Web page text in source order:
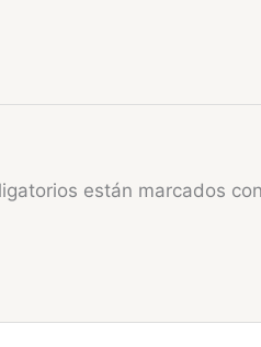
están marcados